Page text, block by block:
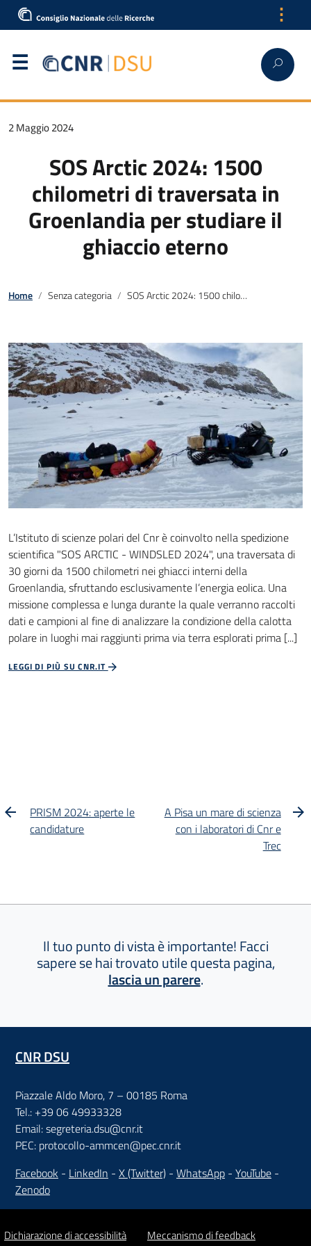
⋮
2 Maggio 2024
SOS Arctic 2024: 1500
chilometri di traversata in
Groenlandia per studiare il
ghiaccio eterno
Home Senza categoria SOS Arctic 2024: 1500 chilometri di traversata in Groenlandia per studiare il ghiaccio eterno
L’Istituto di scienze polari del Cnr è coinvolto nella spedizione
scientifica "SOS ARCTIC - WINDSLED 2024", una traversata di
30 giorni da 1500 chilometri nei ghiacci interni della
Groenlandia, sfruttando esclusivamente l’energia eolica. Una
missione complessa e lunga durante la quale verranno raccolti
dati e campioni al fine di analizzare la condizione della calotta
polare in luoghi mai raggiunti prima via terra esplorati prima [...]
LEGGI DI PIÙ SU CNR.IT
PRISM 2024: aperte le
candidature
A Pisa un mare di scienza
con i laboratori di Cnr e
Trec
Il tuo punto di vista è importante! Facci
sapere se hai trovato utile questa pagina,
lascia un parere.
CNR DSU
Piazzale Aldo Moro, 7 – 00185 Roma
Tel.: +39 06 49933328
Email: segreteria.dsu@cnr.it
PEC: protocollo-ammcen@pec.cnr.it
Facebook - LinkedIn - X (Twitter) - WhatsApp - YouTube -
Zenodo
Dichiarazione di accessibilità Meccanismo di feedback